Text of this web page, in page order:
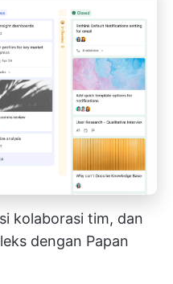
kolaborasi tim, dan
dengan Papan